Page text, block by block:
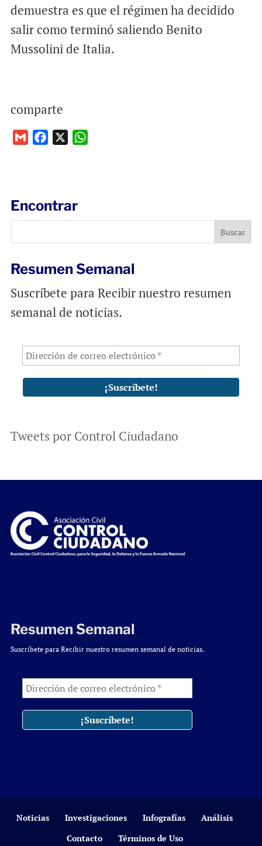
demuestra es que el régimen ha decidido
salir como terminó saliendo Benito
Mussolini de Italia.
comparte
o
k
p
Encontrar
Resumen Semanal
Suscríbete para Recibir nuestro resumen
semanal de noticias.
Tweets por Control Ciudadano
Resumen Semanal
Suscríbete para Recibir nuestro resumen semanal de noticias.
Noticias Investigaciones Infografías
Análisis
Contacto
Términos de Uso